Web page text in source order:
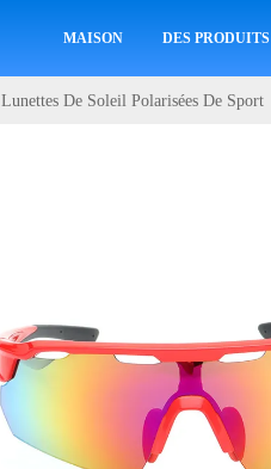
MAISON DES PRODUITS
Lunettes De Soleil Polarisées De Sport